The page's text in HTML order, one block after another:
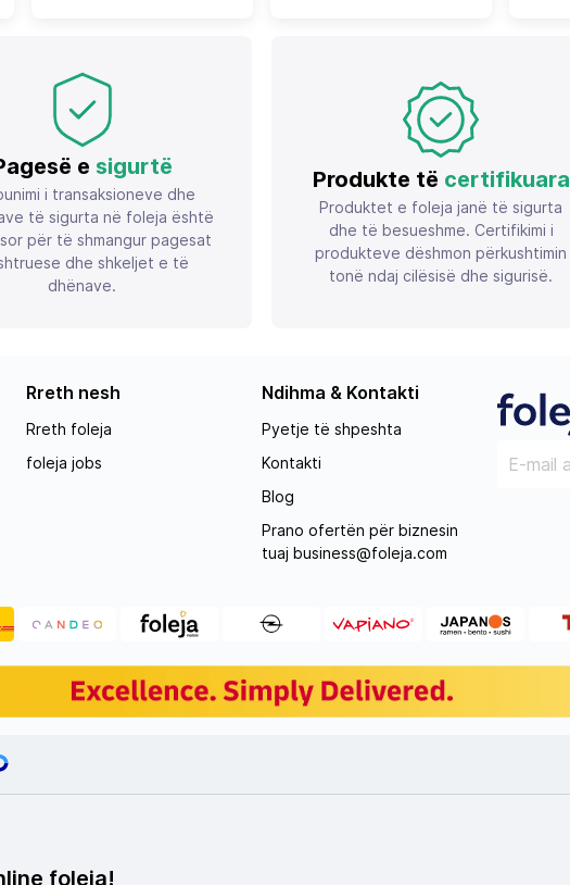
e sigurtë
i transaksioneve dhe
të sigurta në foleja është
për të shmangur pagesat
dhe shkeljet e të
dhënave.
Produkte të certifikuara
Produktet e foleja janë të sigurta
dhe të besueshme. Certifikimi i
produkteve dëshmon përkushtimin
tonë ndaj cilësisë dhe sigurisë.
Rreth nesh
Rreth foleja
foleja jobs
Ndihma & Kontakti
Pyetje të shpeshta
Kontakti
Blog
Prano ofertën për biznesin
tuaj business@foleja.com
foleja!